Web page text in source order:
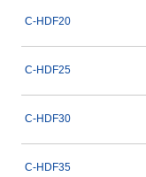
C-HDF20
C-HDF25
C-HDF30
C-HDF35